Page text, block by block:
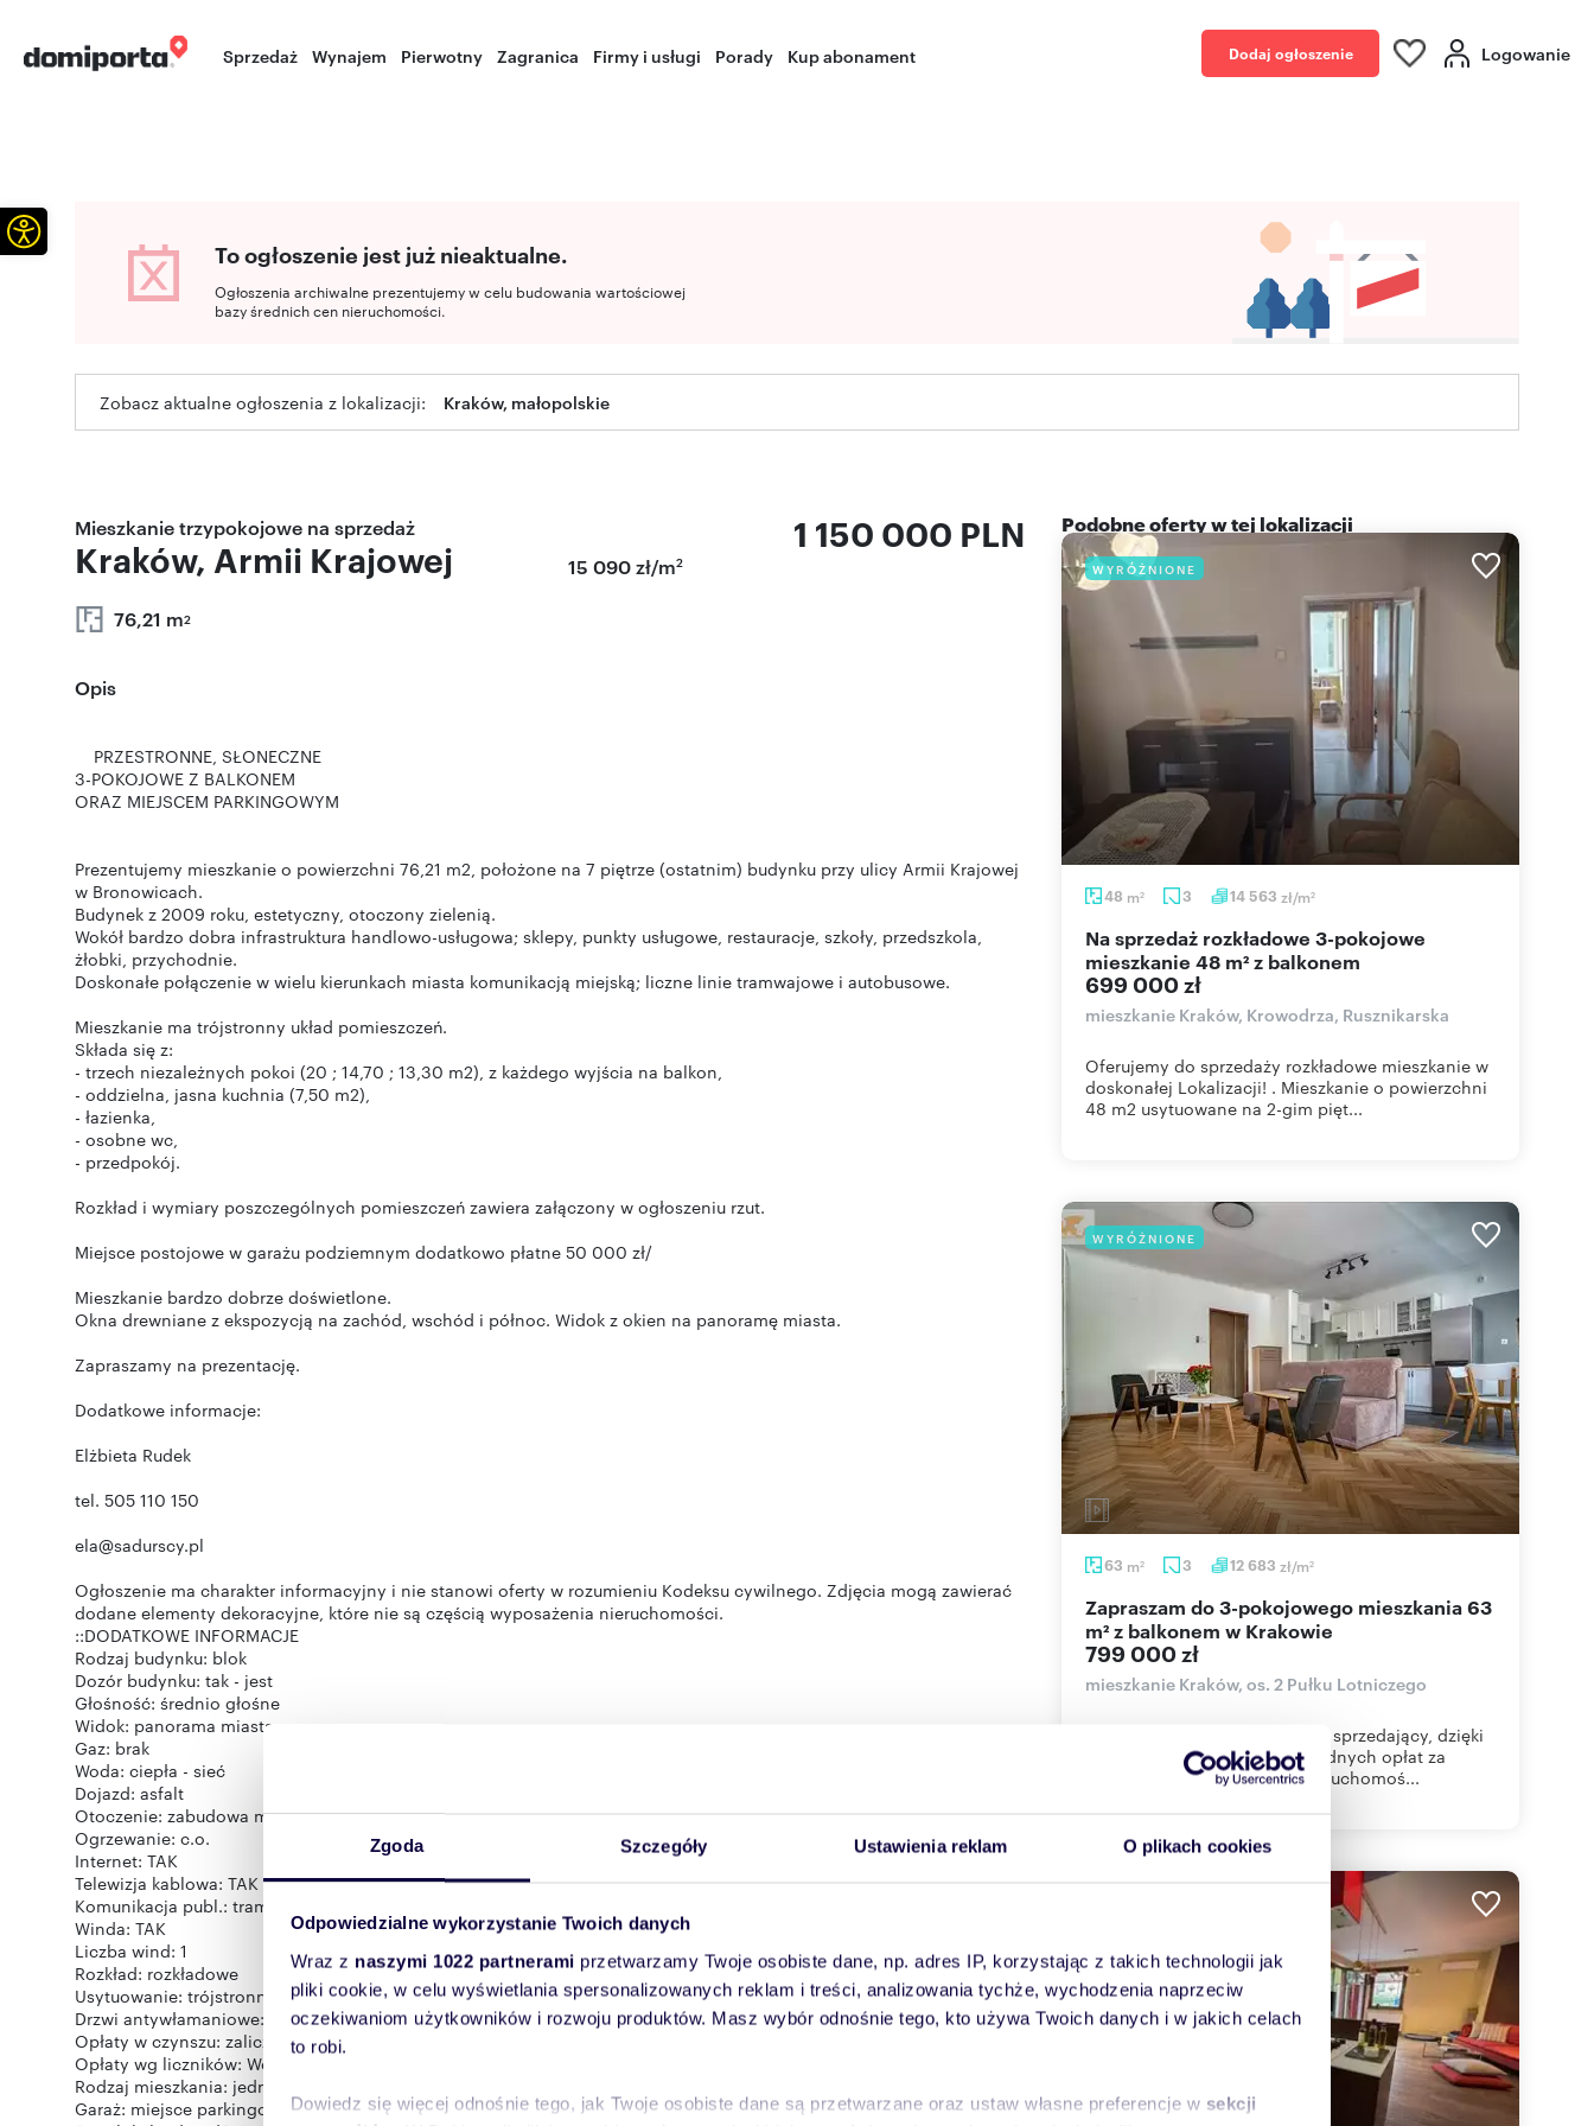
Zgoda Szczegóły Ustawienia reklam O plikach cookies
Odpowiedzialne wykorzystanie Twoich danych
Wraz z naszymi 1022 partnerami przetwarzamy Twoje osobiste dane, np. adres IP, korzystając z takich technologii jak
pliki cookie, w celu wyświetlania spersonalizowanych reklam i treści, analizowania tychże, wychodzenia naprzeciw
oczekiwaniom użytkowników i rozwoju produktów. Masz wybór odnośnie tego, kto używa Twoich danych i w jakich celach
to robi.
Dowiedz się więcej odnośnie tego, jak Twoje osobiste dane są przetwarzane oraz ustaw własne preferencje w sekcji
Sprzedaż Wynajem Pierwotny Zagranica Firmy i usługi Porady Kup abonament Dodaj ogłoszenie Logowanie
To ogłoszenie jest już nieaktualne.
Ogłoszenia archiwalne prezentujemy w celu budowania wartościowej
bazy średnich cen nieruchomości.
Zobacz aktualne ogłoszenia z lokalizacji: Kraków, małopolskie
Mieszkanie trzypokojowe na sprzedaż
Kraków, Armii Krajowej
76,21 m2
1 150 000 PLN
15 090 zł/m2
Opis
PRZESTRONNE, SŁONECZNE
3-POKOJOWE Z BALKONEM
ORAZ MIEJSCEM PARKINGOWYM
Prezentujemy mieszkanie o powierzchni 76,21 m2, położone na 7 piętrze (ostatnim) budynku przy ulicy Armii Krajowej
w Bronowicach.
Budynek z 2009 roku, estetyczny, otoczony zielenią.
Wokół bardzo dobra infrastruktura handlowo-usługowa; sklepy, punkty usługowe, restauracje, szkoły, przedszkola,
żłobki, przychodnie.
Doskonałe połączenie w wielu kierunkach miasta komunikacją miejską; liczne linie tramwajowe i autobusowe.
Mieszkanie ma trójstronny układ pomieszczeń.
Składa się z:
- trzech niezależnych pokoi (20 ; 14,70 ; 13,30 m2), z każdego wyjścia na balkon,
- oddzielna, jasna kuchnia (7,50 m2),
- łazienka,
- osobne wc,
- przedpokój.
Rozkład i wymiary poszczególnych pomieszczeń zawiera załączony w ogłoszeniu rzut.
Miejsce postojowe w garażu podziemnym dodatkowo płatne 50 000 zł/
Mieszkanie bardzo dobrze doświetlone.
Okna drewniane z ekspozycją na zachód, wschód i północ. Widok z okien na panoramę miasta.
Zapraszamy na prezentację.
Dodatkowe informacje:
Elżbieta Rudek
tel. 505 110 150
ela@sadurscy.pl
Ogłoszenie ma charakter informacyjny i nie stanowi oferty w rozumieniu Kodeksu cywilnego. Zdjęcia mogą zawierać
dodane elementy dekoracyjne, które nie są częścią wyposażenia nieruchomości.
::DODATKOWE INFORMACJE
Rodzaj budynku: blok
Dozór budynku: tak - jest
Głośność: średnio głośne
Widok: panorama miasta
Gaz: brak
Woda: ciepła - sieć
Dojazd: asfalt
Otoczenie: zabudowa mieszana
Ogrzewanie: c.o.
Internet: TAK
Telewizja kablowa: TAK
Komunikacja publ.: tramwaj
Winda: TAK
Liczba wind: 1
Rozkład: rozkładowe
Usytuowanie: trójstronne
Drzwi antywłamaniowe: TAK
Opłaty w czynszu: zaliczka na fundusz remontowy, wywóz śmieci, woda, Winda, Części wspólne, CO, administracja
Opłaty wg liczników: Woda zimna, Woda ciepła, prąd, CO
Rodzaj mieszkania: jednopoziomowe
Garaż: miejsce parkingowe
Podobne oferty w tej lokalizacji
WYRÓŻNIONE
48 m2 3 14 563 zł/m2
Na sprzedaż rozkładowe 3-pokojowe
mieszkanie 48 m² z balkonem
699 000 zł
mieszkanie Kraków, Krowodrza, Rusznikarska
Oferujemy do sprzedaży rozkładowe mieszkanie w
doskonałej Lokalizacji! . Mieszkanie o powierzchni
48 m2 usytuowane na 2-gim pięt...
WYRÓŻNIONE
63 m2 3 12 683 zł/m2
Zapraszam do 3-pokojowego mieszkania 63
m² z balkonem w Krakowie
799 000 zł
mieszkanie Kraków, os. 2 Pułku Lotniczego
Wynagrodzenie biura pokrywa sprzedający, dzięki
czemu kupujący nie ponosi żadnych opłat za
pośrednictwo. Biuro Kukla Nieruchomoś...
Otwórz pasek narzędzi